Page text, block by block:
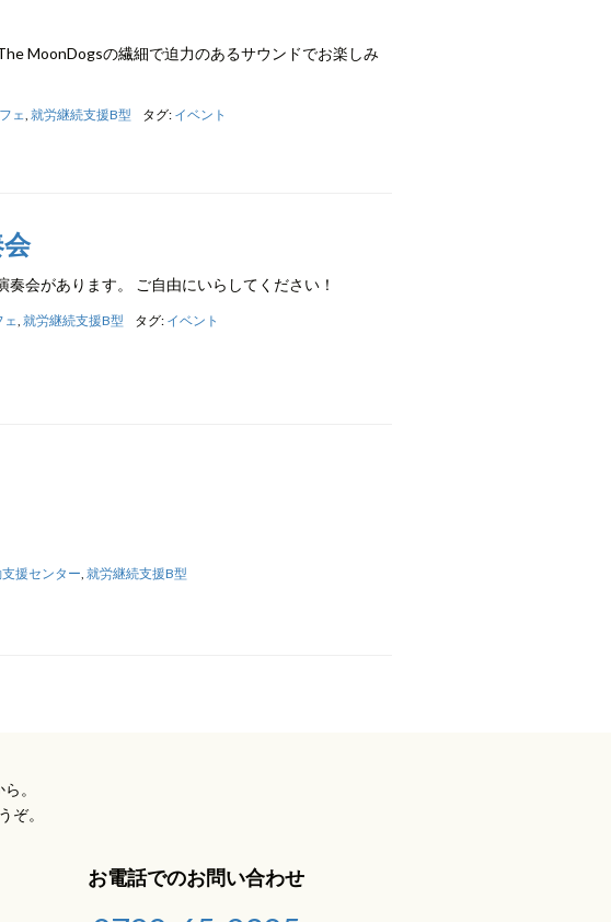
MoonDogsの繊細で迫力のあるサウンドでお楽しみ
ェ ,就労継続支援B型 タグ: イベント
会があります。 ご自由にいらしてください！
ェ ,就労継続支援B型 タグ: イベント
援センター ,就労継続支援B型
。
ぞ。
お電話でのお問い合わせ